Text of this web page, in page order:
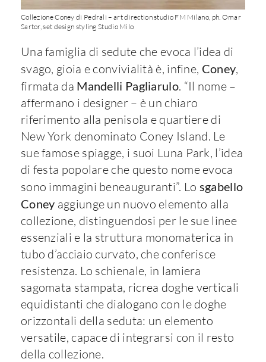
Collezione Coney di Pedrali – art direction studio FM Milano, ph. Omar
Sartor, set design styling Studio Milo
Una famiglia di sedute che evoca l’idea di
svago, gioia e convivialità è, infine, Coney,
firmata da Mandelli Pagliarulo. “Il nome –
affermano i designer – è un chiaro
riferimento alla penisola e quartiere di
New York denominato Coney Island. Le
sue famose spiagge, i suoi Luna Park, l’idea
di festa popolare che questo nome evoca
sono immagini beneauguranti”. Lo sgabello
Coney aggiunge un nuovo elemento alla
collezione, distinguendosi per le sue linee
essenziali e la struttura monomaterica in
tubo d’acciaio curvato, che conferisce
resistenza. Lo schienale, in lamiera
sagomata stampata, ricrea doghe verticali
equidistanti che dialogano con le doghe
orizzontali della seduta: un elemento
versatile, capace di integrarsi con il resto
della collezione.